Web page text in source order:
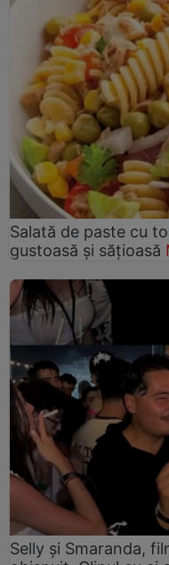
Salată de paste cu
gustoasă și sățioasă
Selly și Smaranda,